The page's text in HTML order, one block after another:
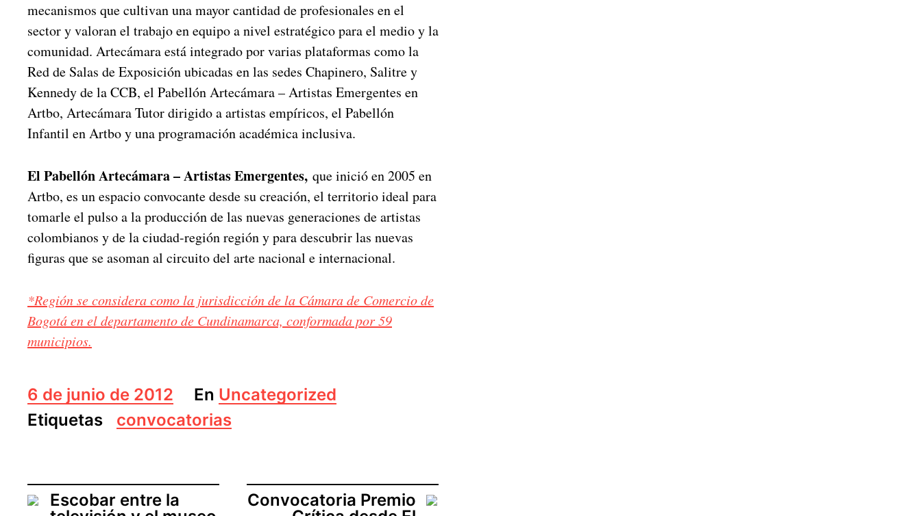
mecanismos que cultivan una mayor cantidad de profesionales en el
sector y valoran el trabajo en equipo a nivel estratégico para el medio y la
comunidad. Artecámara está integrado por varias plataformas como la
Red de Salas de Exposición ubicadas en las sedes Chapinero, Salitre y
Kennedy de la CCB, el Pabellón Artecámara – Artistas Emergentes en
Artbo, Artecámara Tutor dirigido a artistas empíricos, el Pabellón
Infantil en Artbo y una programación académica inclusiva.
El Pabellón Artecámara – Artistas Emergentes, que inició en 2005 en
Artbo, es un espacio convocante desde su creación, el territorio ideal para
tomarle el pulso a la producción de las nuevas generaciones de artistas
colombianos y de la ciudad-región región y para descubrir las nuevas
figuras que se asoman al circuito del arte nacional e internacional.
*Región se considera como la jurisdicción de la Cámara de Comercio de
Bogotá en el departamento de Cundinamarca, conformada por 59
municipios.
F
e
c
e
l
6 de junio de 2012 En Uncategorized
Etiquetas
convocatorias
Escobar entre la
Convocatoria Premio